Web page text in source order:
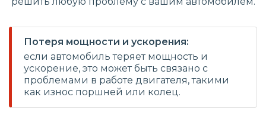
Потеря мощности и ускорения:
если автомобиль теряет мощность и
ускорение, это может быть связано с
проблемами в работе двигателя, такими
как износ поршней или колец.